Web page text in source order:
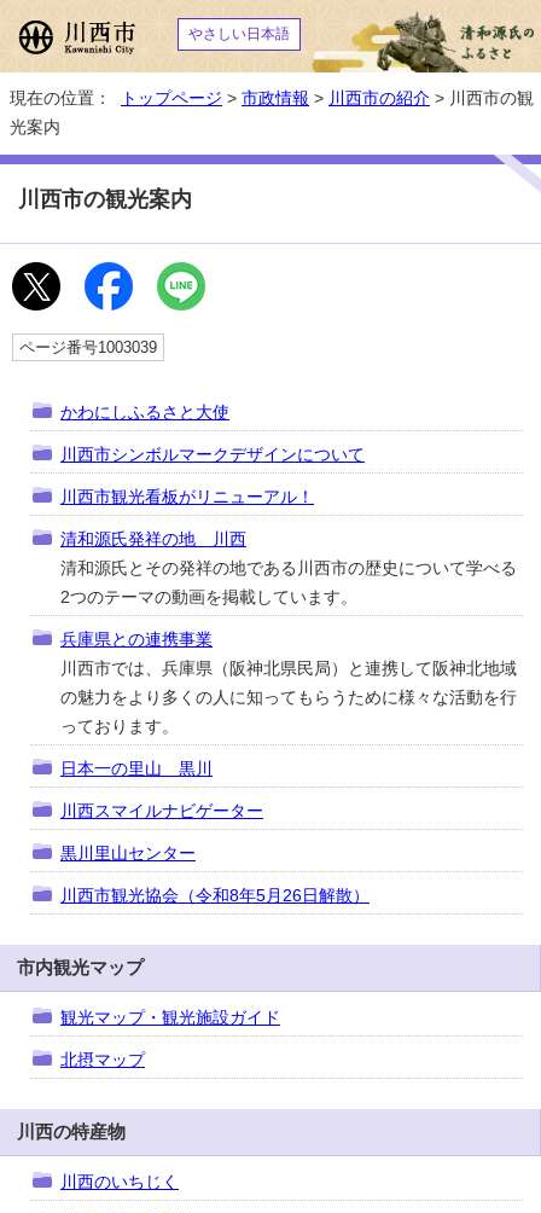
やさしい日本語
現在の位置： トップページ > 市政情報 > 川西市の紹介 > 川西市の観
光案内
川西市の観光案内
ページ番号1003039
かわにしふるさと大使
川西市シンボルマークデザインについて
川西市観光看板がリニューアル！
清和源氏発祥の地 川西
清和源氏とその発祥の地である川西市の歴史について学べる
2つのテーマの動画を掲載しています。
兵庫県との連携事業
川西市では、兵庫県（阪神北県民局）と連携して阪神北地域
の魅力をより多くの人に知ってもらうために様々な活動を行
っております。
日本一の里山 黒川
川西スマイルナビゲーター
黒川里山センター
川西市観光協会（令和8年5月26日解散）
市内観光マップ
観光マップ・観光施設ガイド
北摂マップ
川西の特産物
川西のいちじく